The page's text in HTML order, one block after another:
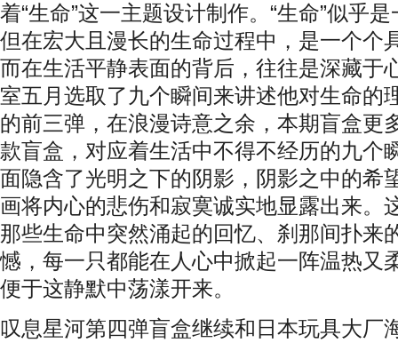
着“生命”这一主题设计制作。“生命”似乎
但在宏大且漫长的生命过程中，是一个个
而在生活平静表面的背后，往往是深藏于
室五月选取了九个瞬间来讲述他对生命的
的前三弹，在浪漫诗意之余，本期盲盒更
款盲盒，对应着生活中不得不经历的九个
面隐含了光明之下的阴影，阴影之中的希
画将内心的悲伤和寂寞诚实地显露出来。
那些生命中突然涌起的回忆、刹那间扑来
憾，每一只都能在人心中掀起一阵温热又
便于这静默中荡漾开来。
叹息星河第四弹盲盒继续和日本玩具大厂